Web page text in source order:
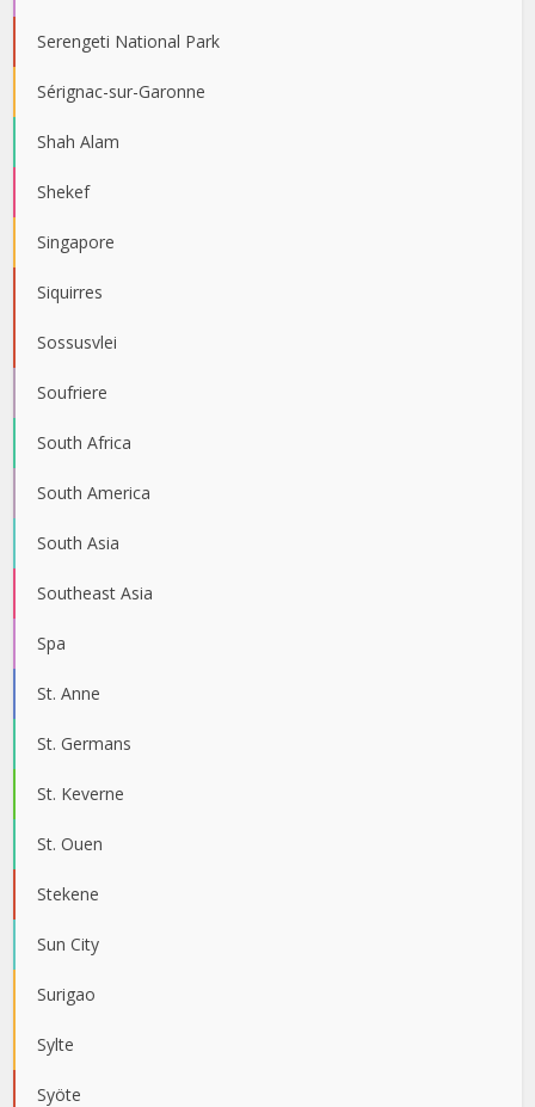
Serengeti National Park
Sérignac-sur-Garonne
Shah Alam
Shekef
Singapore
Siquirres
Sossusvlei
Soufriere
South Africa
South America
South Asia
Southeast Asia
Spa
St. Anne
St. Germans
St. Keverne
St. Ouen
Stekene
Sun City
Surigao
Sylte
Syöte